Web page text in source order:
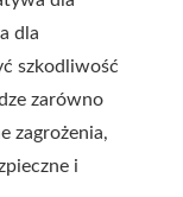
dla
szkodliwość
zarówno
zagrożenia,
i